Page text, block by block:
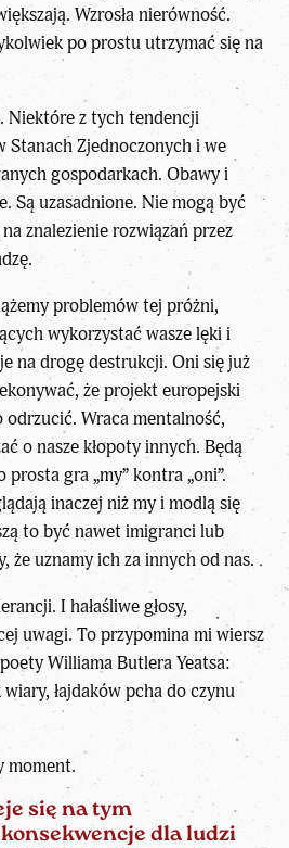
Wzrosła nierówność.
po prostu utrzymać się na
Niektóre z tych tendencji
Stanach Zjednoczonych i we
gospodarkach. Obawy i
Są uzasadnione. Nie mogą być
znalezienie rozwiązań przez
problemów tej próżni,
wykorzystać wasze lęki i
na drogę destrukcji. Oni się już
że projekt europejski
Wraca mentalność,
o nasze kłopoty innych. Będą
gra „my” kontra „oni”.
inaczej niż my i modlą się
to być nawet imigranci lub
że uznamy ich za innych od nas.
I hałaśliwe głosy,
uwagi. To przypomina mi wiersz
Williama Butlera Yeatsa:
łajdaków pcha do czynu
moment.
się na tym
dla ludzi